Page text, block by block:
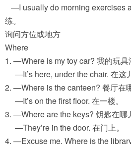
—I usually do morning exercises
练。
询问方位或地方
Where
1. —Where is my toy car? 我的玩具
—It’s here, under the chair. 在这
2. —Where is the canteen? 餐厅在
—It’s on the first floor. 在一楼。
3. —Where are the keys? 钥匙在哪
—They’re in the door. 在门上。
4. —Excuse me. Where is the